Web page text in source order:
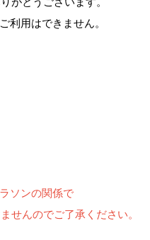
利用はできません。
ソンの関係で
せんのでご了承ください。